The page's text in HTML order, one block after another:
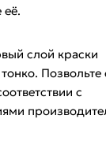
её.
слой краски
Позвольте
с